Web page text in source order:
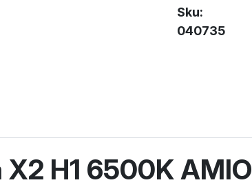
X2
H1
Sku:
040735
H1 6500K AMIO